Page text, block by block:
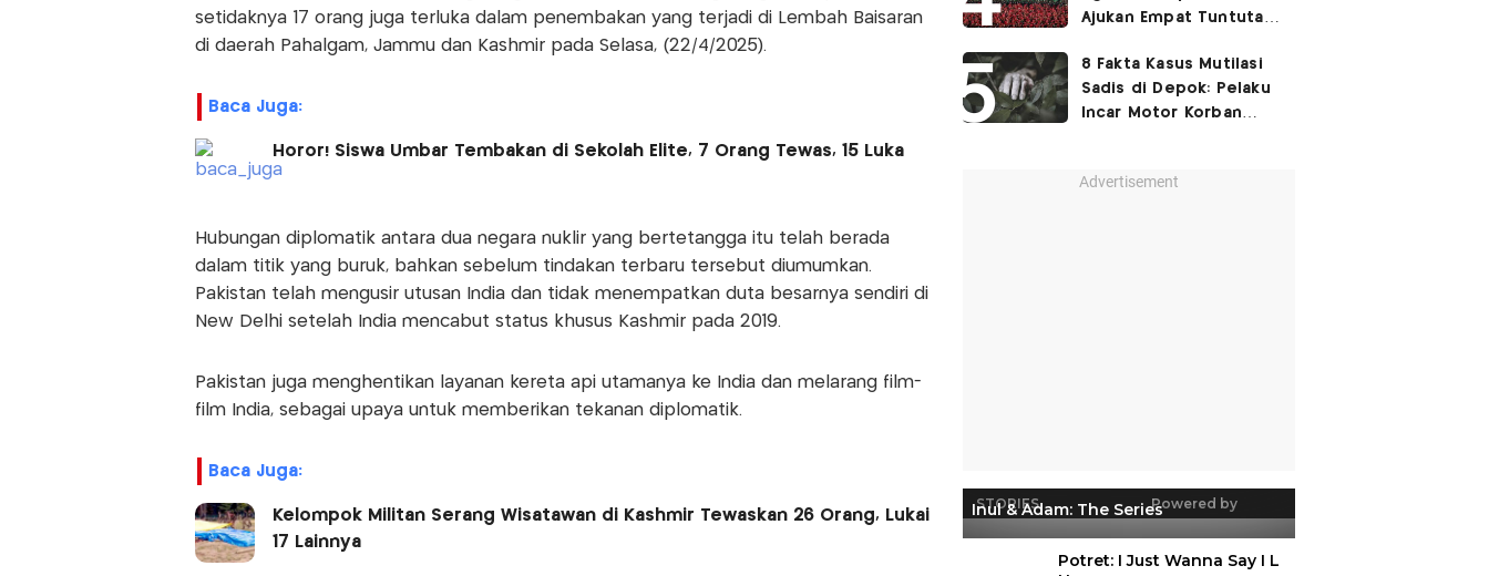
setidaknya 17 orang juga terluka dalam penembakan yang terjadi di Lembah Baisaran
di daerah Pahalgam, Jammu dan Kashmir pada Selasa, (22/4/2025).
Baca Juga:
Horor! Siswa Umbar Tembakan di Sekolah Elite, 7 Orang Tewas, 15 Luka
Hubungan diplomatik antara dua negara nuklir yang bertetangga itu telah berada
dalam titik yang buruk, bahkan sebelum tindakan terbaru tersebut diumumkan.
Pakistan telah mengusir utusan India dan tidak menempatkan duta besarnya sendiri di
New Delhi setelah India mencabut status khusus Kashmir pada 2019.
Pakistan juga menghentikan layanan kereta api utamanya ke India dan melarang film-
film India, sebagai upaya untuk memberikan tekanan diplomatik.
Baca Juga:
Kelompok Militan Serang Wisatawan di Kashmir Tewaskan 26 Orang, Lukai
17 Lainnya
Ajukan Empat Tuntutan
8 Fakta Kasus Mutilasi
Sadis di Depok: Pelaku
Incar Motor Korban
Advertisement